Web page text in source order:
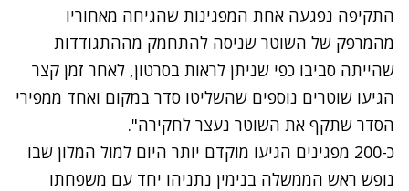
התקיפה נפגעה אחת המפגינות שהגיחה מאחוריו
מהמרפק של השוטר שניסה להתחמק מההתגודדות
שהייתה סביבו כפי שניתן לראות בסרטון, לאחר זמן קצר
הגיעו שוטרים נוספים שהשליטו סדר במקום ואחד ממפירי
הסדר שתקף את השוטר נעצר לחקירה".
כ-200 מפגינים
הגיעו מוקדם יותר היום למול המלון שבו
נופש ראש הממשלה בנימין נתניהו יחד עם משפחתו